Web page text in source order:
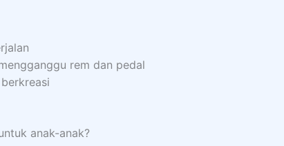
rem dan pedal
anak-anak?